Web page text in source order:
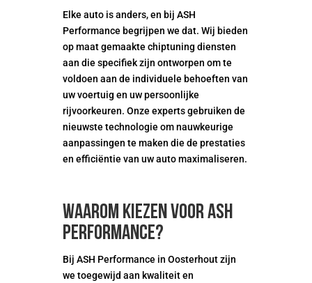
Elke auto is anders, en bij ASH
Performance begrijpen we dat. Wij bieden
op maat gemaakte chiptuning diensten
aan die specifiek zijn ontworpen om te
voldoen aan de individuele behoeften van
uw voertuig en uw persoonlijke
rijvoorkeuren. Onze experts gebruiken de
nieuwste technologie om nauwkeurige
aanpassingen te maken die de prestaties
en efficiëntie van uw auto maximaliseren.
Waarom kiezen voor ASH
Performance?
Bij ASH Performance in Oosterhout zijn
we toegewijd aan kwaliteit en